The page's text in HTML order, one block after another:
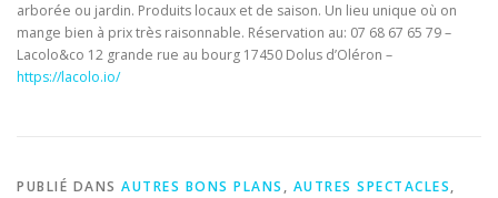
arborée ou jardin. Produits locaux et de saison. Un lieu unique où on
mange bien à prix très raisonnable. Réservation au: 07 68 67 65 79 –
Lacolo&co 12 grande rue au bourg 17450 Dolus d’Oléron –
https://lacolo.io/
PUBLIÉ DANS AUTRES BONS PLANS , AUTRES SPECTACLES,